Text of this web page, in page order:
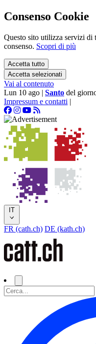
Consenso Cookie
Questo sito utilizza servizi di
consenso. Scopri di più
Accetta tutto
Accetta selezionati
Vai al contenuto
Lun 10 ago | Santo del
Impressum e contatti |
IT
FR (cath.ch) DE (kath.ch)